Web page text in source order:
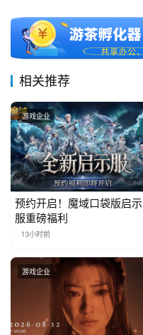
三
届
奖
7
月
3
0
游
对
相关推荐
游戏企业
预约开启！魔域口袋版启示
服重磅福利
13小时前
游戏企业